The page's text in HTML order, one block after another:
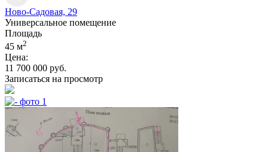
Ново-Садовая, 29
Универсальное помещение
Площадь
45 м2
Цена:
11 700 000 руб.
Записаться на просмотр